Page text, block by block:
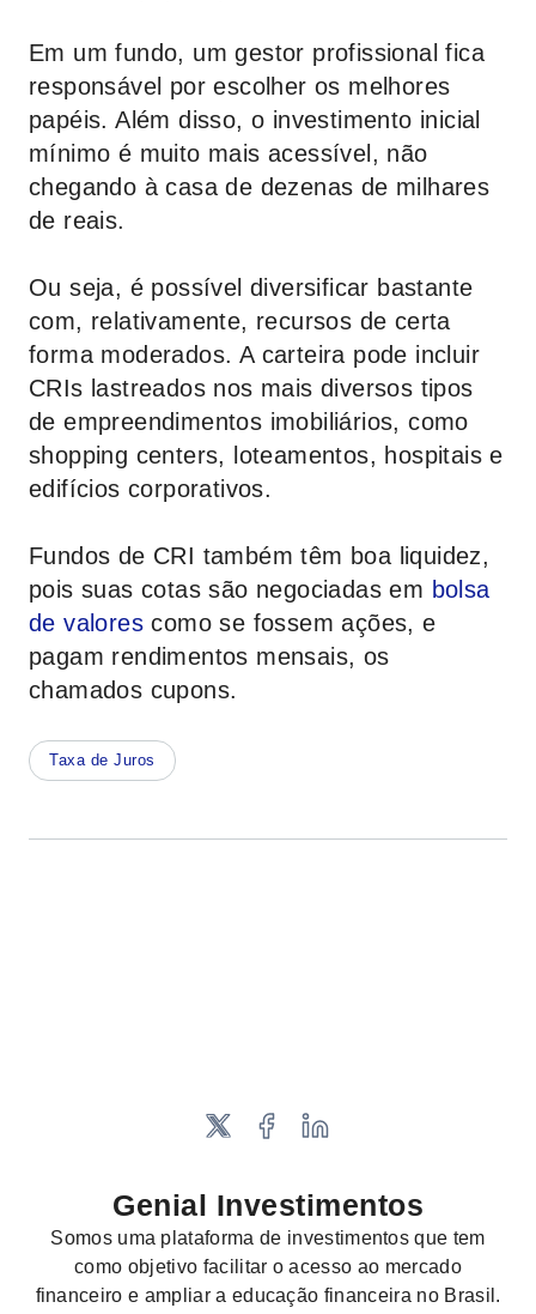
Em um fundo, um gestor profissional fica
responsável por escolher os melhores
papéis. Além disso, o investimento inicial
mínimo é muito mais acessível, não
chegando à casa de dezenas de milhares
de reais.
Ou seja, é possível diversificar bastante
com, relativamente, recursos de certa
forma moderados. A carteira pode incluir
CRIs lastreados nos mais diversos tipos
de empreendimentos imobiliários, como
shopping centers, loteamentos, hospitais e
edifícios corporativos.
Fundos de CRI também têm boa liquidez,
pois suas cotas são negociadas em bolsa
de valores como se fossem ações, e
pagam rendimentos mensais, os
chamados cupons.
Taxa de Juros
Genial Investimentos
Somos uma plataforma de investimentos que tem
como objetivo facilitar o acesso ao mercado
financeiro e ampliar a educação financeira no Brasil.